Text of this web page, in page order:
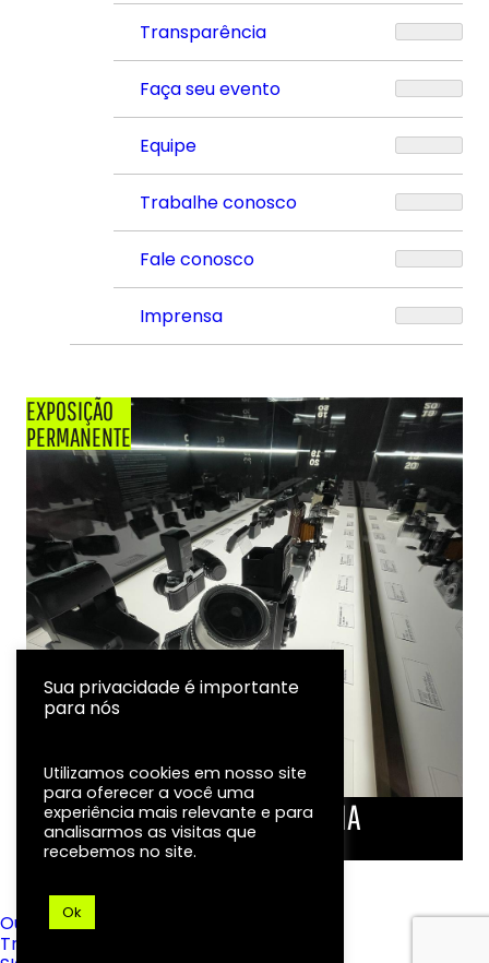
Transparência
Faça seu evento
Equipe
Trabalhe conosco
Fale conosco
Imprensa
EXPOSIÇÃO
PERMANENTE
LINHA DO TEMPO DA FOTOGRAFIA
EXPOSIÇÃO
Ouvidoria
Transparência
Sua privacidade é importante
para nós
Utilizamos cookies em nosso site
para oferecer a você uma
experiência mais relevante e para
analisarmos as visitas que
recebemos no site.
Ok